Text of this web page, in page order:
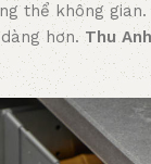
không
hơn. Thu Anh